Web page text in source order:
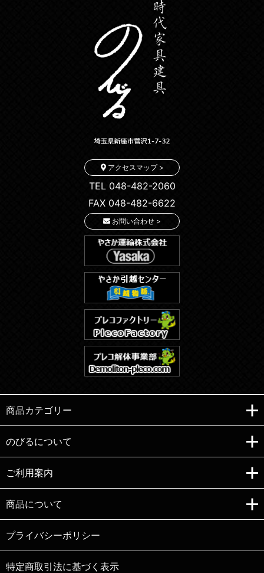
アクセスマップ >
TEL 048-482-2060
FAX 048-482-6622
お問い合わせ >
商品カテゴリー
のびるについて
ご利用案内
商品について
プライバシーポリシー
特定商取引法に基づく表示
Copyright (C)e-nobiru All right reserved.